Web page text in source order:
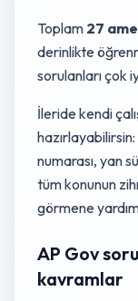
Toplam 27
derinlikte
sorulanları çok
İleride kendi
numarası, yan
tüm konunun
görmene
AP Gov
kavramlar